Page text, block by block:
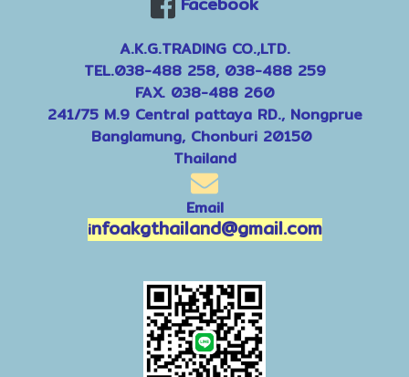
A.K.G.TRADING CO.,LTD.
TEL.038-488 258, 038-488 259
FAX. 038-488 260
241/75 M.9 Central pattaya RD., Nongprue
Banglamung, Chonburi 20150
Thailand
Email
infoakgthailand@gmail.com